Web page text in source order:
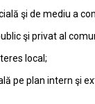
şi de mediu a
şi privat al
local;
pe plan intern şi